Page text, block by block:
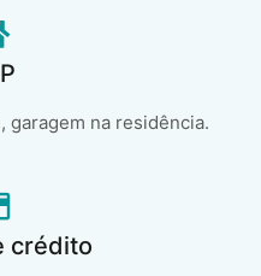
garagem na residência.
crédito